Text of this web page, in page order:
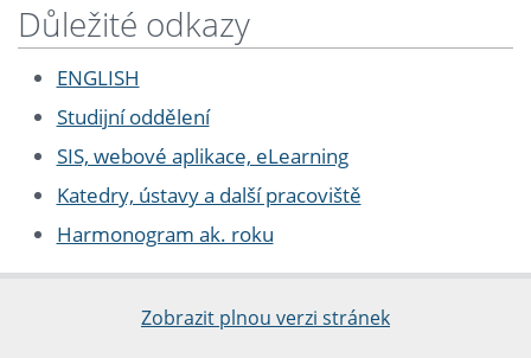
Důležité odkazy
ENGLISH
Studijní oddělení
SIS, webové aplikace, eLearning
Katedry, ústavy a další pracoviště
Harmonogram ak. roku
Zobrazit plnou verzi stránek